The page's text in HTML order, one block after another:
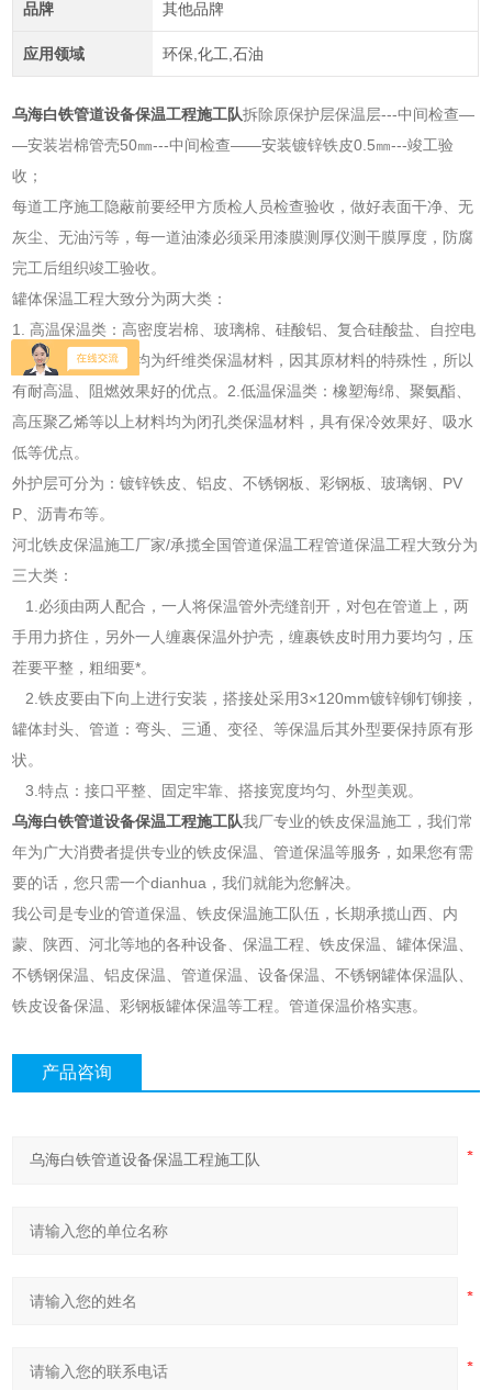
品牌 其他品牌
应用领域 环保,化工,石油
乌海白铁管道设备保温工程施工队拆除原保护层保温层---中间检查―
―安装岩棉管壳50㎜---中间检查――安装镀锌铁皮0.5㎜---竣工验
收；
每道工序施工隐蔽前要经甲方质检人员检查验收，做好表面干净、无
灰尘、无油污等，每一道油漆必须采用漆膜测厚仪测干膜厚度，防腐
完工后组织竣工验收。
罐体保温工程大致分为两大类：
1. 高温保温类：高密度岩棉、玻璃棉、硅酸铝、复合硅酸盐、自控电
伴热带等以上材料均为纤维类保温材料，因其原材料的特殊性，所以
有耐高温、阻燃效果好的优点。2.低温保温类：橡塑海绵、聚氨酯、
高压聚乙烯等以上材料均为闭孔类保温材料，具有保冷效果好、吸水
低等优点。
外护层可分为：镀锌铁皮、铝皮、不锈钢板、彩钢板、玻璃钢、PV
P、沥青布等。
河北铁皮保温施工厂家/承揽全国管道保温工程管道保温工程大致分为
三大类：
1.必须由两人配合，一人将保温管外壳缝剖开，对包在管道上，两
手用力挤住，另外一人缠裹保温外护壳，缠裹铁皮时用力要均匀，压
茬要平整，粗细要*。
2.铁皮要由下向上进行安装，搭接处采用3×120mm镀锌铆钉铆接，
罐体封头、管道：弯头、三通、变径、等保温后其外型要保持原有形
状。
3.特点：接口平整、固定牢靠、搭接宽度均匀、外型美观。
乌海白铁管道设备保温工程施工队我厂专业的铁皮保温施工，我们常
年为广大消费者提供专业的铁皮保温、管道保温等服务，如果您有需
要的话，您只需一个dianhua，我们就能为您解决。
我公司是专业的管道保温、铁皮保温施工队伍，长期承揽山西、内
蒙、陕西、河北等地的各种设备、保温工程、铁皮保温、罐体保温、
不锈钢保温、铝皮保温、管道保温、设备保温、不锈钢罐体保温队、
铁皮设备保温、彩钢板罐体保温等工程。管道保温价格实惠。
产品咨询